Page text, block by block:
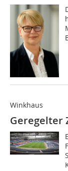
Winkhaus
Geregelter